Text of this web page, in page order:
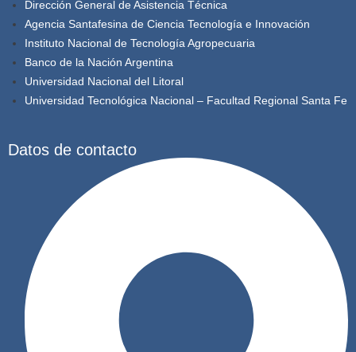
Dirección General de Asistencia Técnica
Agencia Santafesina de Ciencia Tecnología e Innovación
Instituto Nacional de Tecnología Agropecuaria
Banco de la Nación Argentina
Universidad Nacional del Litoral
Universidad Tecnológica Nacional – Facultad Regional Santa Fe
Datos de contacto